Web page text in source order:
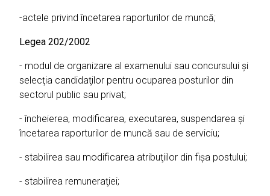
-actele privind încetarea raporturilor de muncă;
Legea 202/2002
- modul de organizare al examenului sau concursului şi
selecţia candidaţilor pentru ocuparea posturilor din
sectorul public sau privat;
- încheierea, modificarea, executarea, suspendarea şi
încetarea raporturilor de muncă sau de serviciu;
- stabilirea sau modificarea atribuţiilor din fişa postului;
- stabilirea remuneraţiei;